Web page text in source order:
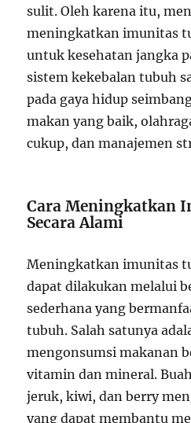
sulit. Oleh karena itu,
meningkatkan imunitas
untuk kesehatan jangka
sistem kekebalan tubuh
pada gaya hidup
makan yang baik,
cukup, dan manajemen
Cara Meningkatkan
Secara Alami
Meningkatkan imunitas
dapat dilakukan melalui
sederhana yang
tubuh. Salah satunya
mengonsumsi makanan
vitamin dan mineral.
jeruk, kiwi, dan berry
yang dapat membantu